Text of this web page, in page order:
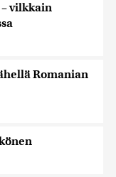
vilkkain
Romanian